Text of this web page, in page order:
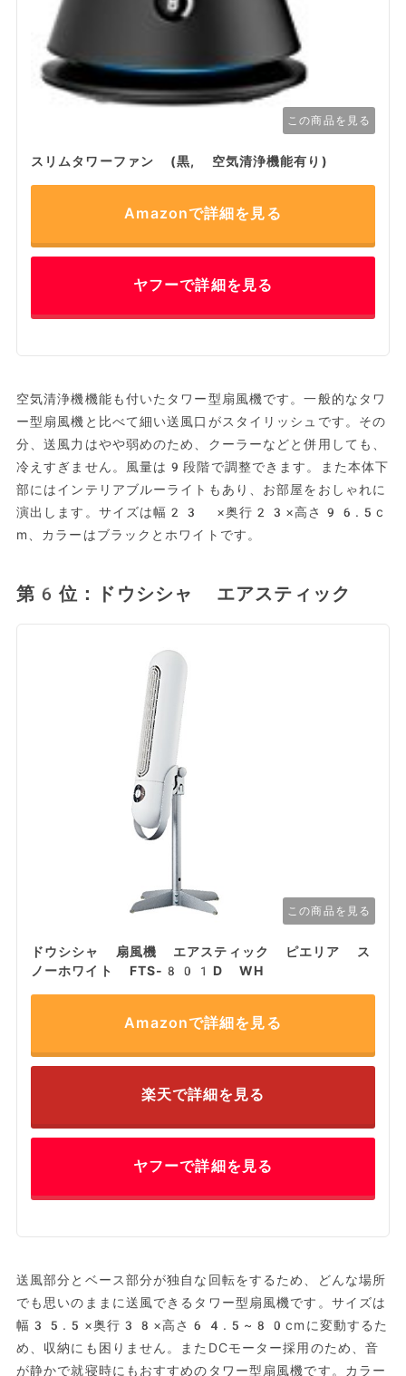
この商品を見る
スリムタワーファン (黒, 空気清浄機能有り)
Amazonで詳細を見る
ヤフーで詳細を見る
空気清浄機機能も付いたタワー型扇風機です。一般的なタワ
ー型扇風機と比べて細い送風口がスタイリッシュです。その
分、送風力はやや弱めのため、クーラーなどと併用しても、
冷えすぎません。風量は9段階で調整できます。また本体下
部にはインテリアブルーライトもあり、お部屋をおしゃれに
演出します。サイズは幅23 ×奥行23×高さ96.5c
m、カラーはブラックとホワイトです。
第6位：ドウシシャ エアスティック
この商品を見る
ドウシシャ 扇風機 エアスティック ピエリア ス
ノーホワイト FTS-801D WH
Amazonで詳細を見る
楽天で詳細を見る
ヤフーで詳細を見る
送風部分とベース部分が独自な回転をするため、どんな場所
でも思いのままに送風できるタワー型扇風機です。サイズは
幅35.5×奥行38×高さ64.5~80cmに変動するた
め、収納にも困りません。またDCモーター採用のため、音
が静かで就寝時にもおすすめのタワー型扇風機です。カラー